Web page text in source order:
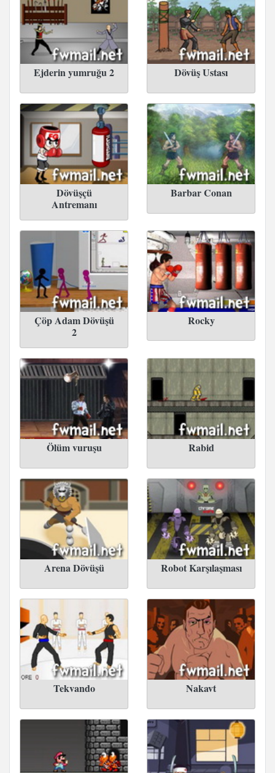
Ejderin yumruğu 2 Dövüş Ustası
Dövüşçü
Antremanı
Barbar Conan
Çöp Adam Dövüşü
2
Rocky
Ölüm vuruşu Rabid
Arena Dövüşü Robot Karşılaşması
Tekvando Nakavt